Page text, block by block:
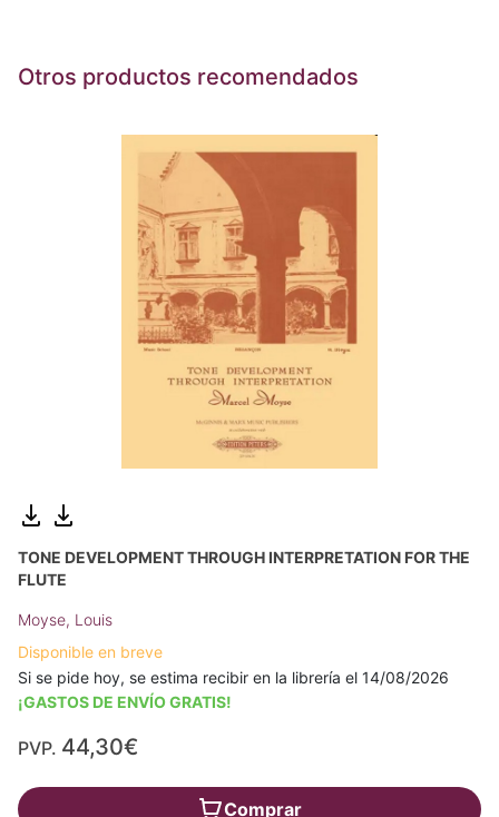
Otros productos recomendados
TONE DEVELOPMENT THROUGH INTERPRETATION FOR THE
FLUTE
Moyse, Louis
Disponible en breve
Si se pide hoy, se estima recibir en la librería el 14/08/2026
¡GASTOS DE ENVÍO GRATIS!
PVP. 44,30€
Comprar